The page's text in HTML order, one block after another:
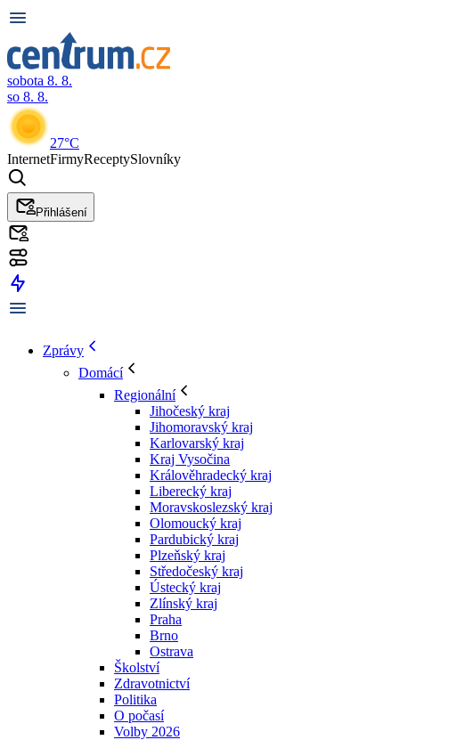
sobota 8. 8.
so 8. 8.
27°C
InternetFirmyReceptySlovníky
Přihlášení
Zprávy
Domácí
Regionální
Jihočeský kraj
Jihomoravský kraj
Karlovarský kraj
Kraj Vysočina
Králověhradecký kraj
Liberecký kraj
Moravskoslezský kraj
Olomoucký kraj
Pardubický kraj
Plzeňský kraj
Středočeský kraj
Ústecký kraj
Zlínský kraj
Praha
Brno
Ostrava
Školství
Zdravotnictví
Politika
O počasí
Volby 2026